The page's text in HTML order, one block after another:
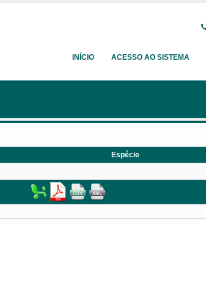
INÍCIO ACESSO AO SISTEMA
Espécie